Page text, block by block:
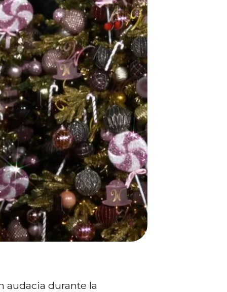
audacia durante la